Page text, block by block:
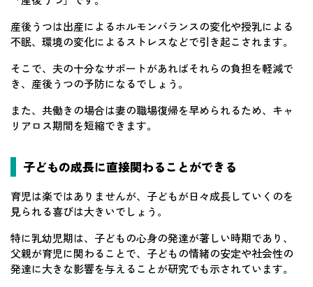
産後うつは出産によるホルモンバランスの変化や授乳による
不眠、環境の変化によるストレスなどで引き起こされます。
そこで、夫の十分なサポートがあればそれらの負担を軽減で
き、産後うつの予防になるでしょう。
また、共働きの場合は妻の職場復帰を早められるため、キャ
リアロス期間を短縮できます。
子どもの成長に直接関わることができる
育児は楽ではありませんが、子どもが日々成長していくのを
見られる喜びは大きいでしょう。
特に乳幼児期は、子どもの心身の発達が著しい時期であり、
父親が育児に関わることで、子どもの情緒の安定や社会性の
発達に大きな影響を与えることが研究でも示されています。